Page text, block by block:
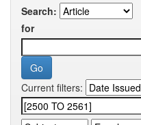
Search:
for
Current filters: